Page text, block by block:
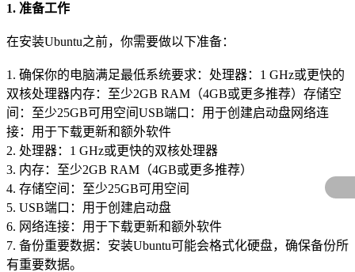
1. 准备工作
在安装Ubuntu之前，你需要做以下准备：
1. 确保你的电脑满足最低系统要求：处理器：1 GHz或更快的
双核处理器内存：至少2GB RAM（4GB或更多推荐）存储空
间：至少25GB可用空间USB端口：用于创建启动盘网络连
接：用于下载更新和额外软件
2. 处理器：1 GHz或更快的双核处理器
3. 内存：至少2GB RAM（4GB或更多推荐）
4. 存储空间：至少25GB可用空间
5. USB端口：用于创建启动盘
6. 网络连接：用于下载更新和额外软件
7. 备份重要数据：安装Ubuntu可能会格式化硬盘，确保备份所
有重要数据。